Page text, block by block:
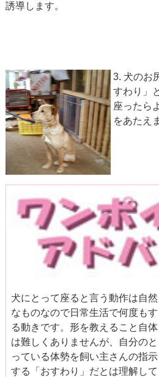
誘導します。
3. 犬のお
すわり」
座ったら
をあたえ
犬にとって座ると言う動作は自然
なものなので日常生活で何度もす
る動きです。形を教えること自体
は難しくありませんが、自分のと
っている体勢を飼い主さんの指示
する「おすわり」だとは理解して